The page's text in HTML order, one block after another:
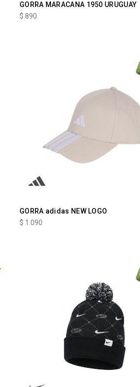
GORRA MARACANA 1950 URUGUAY
$ 890
GORRA adidas NEW LOGO
$ 1.090